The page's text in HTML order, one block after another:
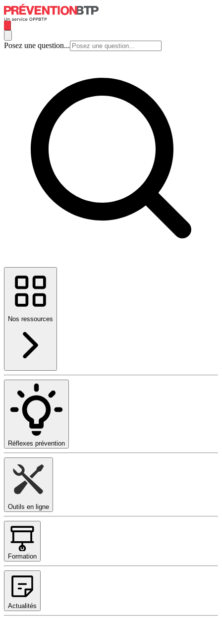
Posez une question...
Nos ressources
Réflexes prévention
Outils en ligne
Formation
Actualités